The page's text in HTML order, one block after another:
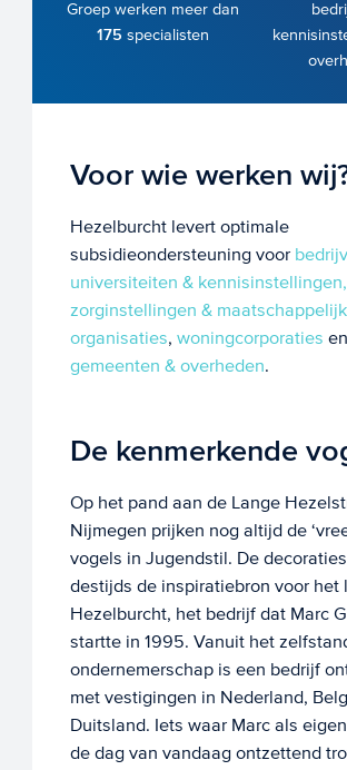
Groep werken meer dan
175 specialisten
Voor wie werken
Hezelburcht levert optimale
subsidieondersteuning voor
universiteiten & kennisinstellingen,
zorginstellingen &
organisaties, woningcorporaties en
gemeenten & overheden.
De kenmerkende
Op het pand aan de Lange
Nijmegen prijken nog altijd de
vogels in Jugendstil. De
destijds de inspiratiebron voor het
Hezelburcht, het bedrijf dat Marc
startte in 1995. Vanuit het
ondernemerschap is een bedrijf
met vestigingen in Nederland,
Duitsland. Iets waar Marc als
de dag van vandaag ontzettend